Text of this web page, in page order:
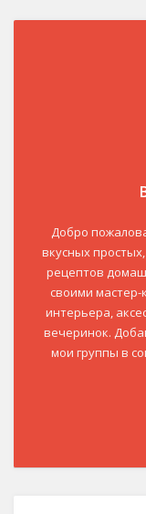
Добро
вкусных
рецептов
своими
интерьера,
вечеринок.
мои группы в